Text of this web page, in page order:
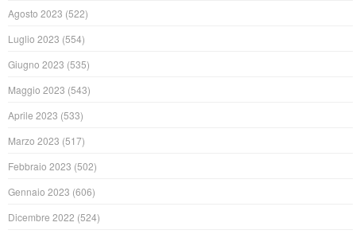
Agosto 2023 (522)
Luglio 2023 (554)
Giugno 2023 (535)
Maggio 2023 (543)
Aprile 2023 (533)
Marzo 2023 (517)
Febbraio 2023 (502)
Gennaio 2023 (606)
Dicembre 2022 (524)